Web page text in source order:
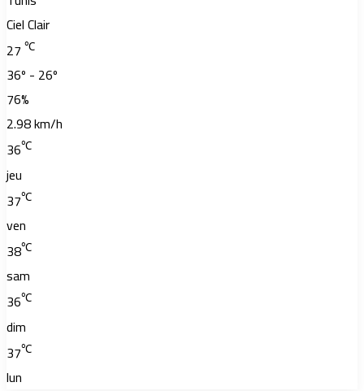
Ciel Clair
27 ℃
36º - 26º
76%
2.98 km/h
36℃
jeu
37℃
ven
38℃
sam
36℃
dim
37℃
lun